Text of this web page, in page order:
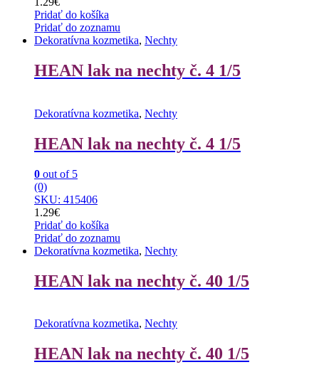
Pridať do košíka
Pridať do zoznamu
Dekoratívna kozmetika, Nechty
HEAN lak na nechty č. 4 1/5
Dekoratívna kozmetika, Nechty
HEAN lak na nechty č. 4 1/5
0 out of 5
(0)
SKU: 415406
1.29€
Pridať do košíka
Pridať do zoznamu
Dekoratívna kozmetika, Nechty
HEAN lak na nechty č. 40 1/5
Dekoratívna kozmetika, Nechty
HEAN lak na nechty č. 40 1/5